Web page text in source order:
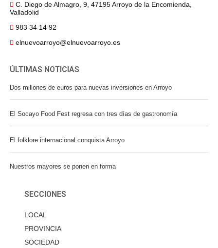
C. Diego de Almagro, 9, 47195 Arroyo de la Encomienda,
Valladolid
983 34 14 92
elnuevoarroyo@elnuevoarroyo.es
ÚLTIMAS NOTICIAS
Dos millones de euros para nuevas inversiones en Arroyo
El Socayo Food Fest regresa con tres días de gastronomía
El folklore internacional conquista Arroyo
Nuestros mayores se ponen en forma
SECCIONES
LOCAL
PROVINCIA
SOCIEDAD